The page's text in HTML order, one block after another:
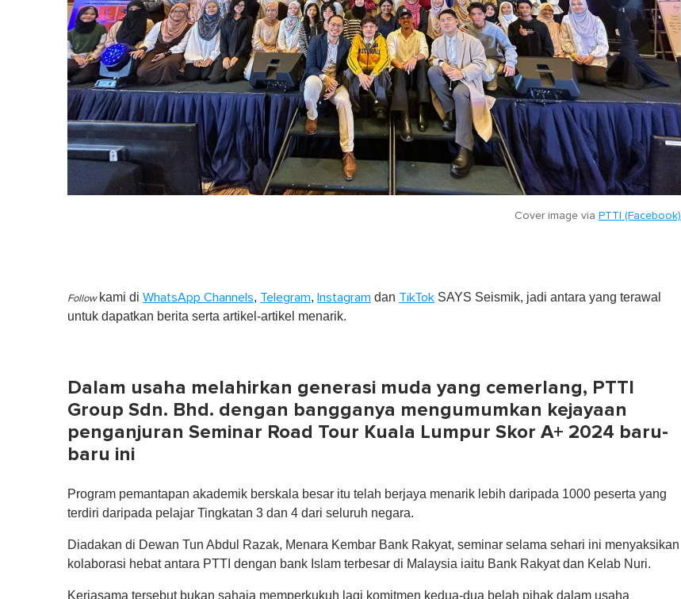
Cover image via PTTI (Facebook)
Follow kami di WhatsApp Channels, Telegram, Instagram dan TikTok SAYS Seismik, jadi antara yang terawal
untuk dapatkan berita serta artikel-artikel menarik.
Dalam usaha melahirkan generasi muda yang cemerlang, PTTI
Group Sdn. Bhd. dengan bangganya mengumumkan kejayaan
penganjuran Seminar Road Tour Kuala Lumpur Skor A+ 2024 baru-
baru ini
Program pemantapan akademik berskala besar itu telah berjaya menarik lebih daripada 1000 peserta yang
terdiri daripada pelajar Tingkatan 3 dan 4 dari seluruh negara.
Diadakan di Dewan Tun Abdul Razak, Menara Kembar Bank Rakyat, seminar selama sehari ini menyaksikan
kolaborasi hebat antara PTTI dengan bank Islam terbesar di Malaysia iaitu Bank Rakyat dan Kelab Nuri.
Kerjasama tersebut bukan sahaja memperkukuh lagi komitmen kedua-dua belah pihak dalam usaha